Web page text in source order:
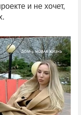
и не хочет,